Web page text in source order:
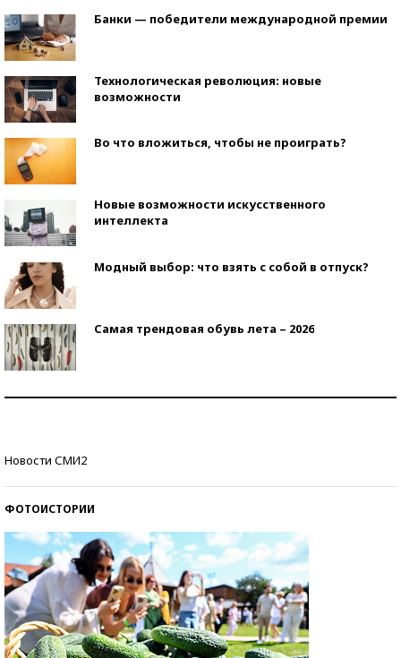
Банки — победители международной премии
Технологическая революция: новые
возможности
Во что вложиться, чтобы не проиграть?
Новые возможности искусственного
интеллекта
Модный выбор: что взять с собой в отпуск?
Самая трендовая обувь лета – 2026
Новости СМИ2
ФОТОИСТОРИИ